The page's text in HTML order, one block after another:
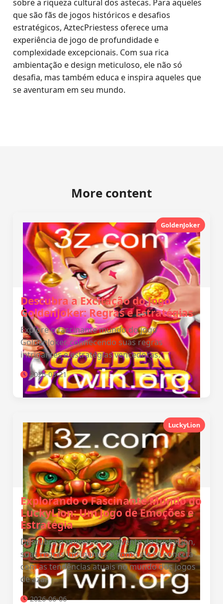
sobre a riqueza cultural dos astecas. Para aqueles
que são fãs de jogos históricos e desafios
estratégicos, AztecPriestess oferece uma
experiência de jogo de profundidade e
complexidade excepcionais. Com sua rica
ambientação e design meticuloso, ele não só
desafia, mas também educa e inspira aqueles que
se aventuram em seu mundo.
More content
GoldenJoker
Descubra a Excitação do Jogo
GoldenJoker: Regras e Estratégias
Explore o fascinante mundo do jogo
GoldenJoker, conhecendo suas regras
intrigantes e estratégias vencedoras.
2026-03-21
LuckyLion
Explorando o Fascinante Mundo do
LuckyLion: Um Jogo de Emoções e
Estratégia
Descubra o universo envolvente do LuckyLion,
suas regras intrigantes e como ele se conecta
com as tendências atuais no mundo dos jogos
de azar.
2026-06-06